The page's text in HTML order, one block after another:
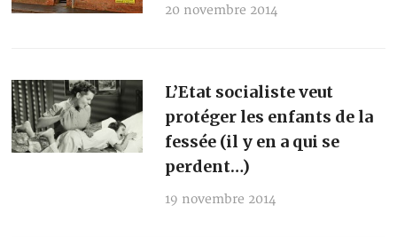
20 novembre 2014
L’Etat socialiste veut
protéger les enfants de la
fessée (il y en a qui se
perdent…)
19 novembre 2014